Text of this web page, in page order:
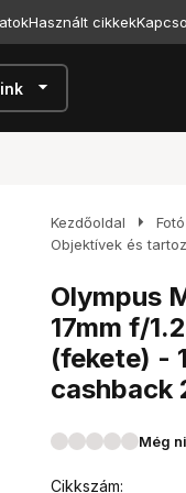
Használt cikkek
arrow_drop_down
Kezdőoldal arrow_right
Objektívek és
Olympus
17mm f/
(fekete) -
cashback
Még
Cikkszám: